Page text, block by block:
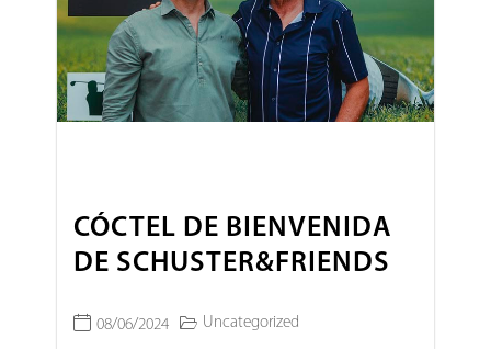
CÓCTEL DE BIENVENIDA
DE SCHUSTER&FRIENDS
08/06/2024 Uncategorized